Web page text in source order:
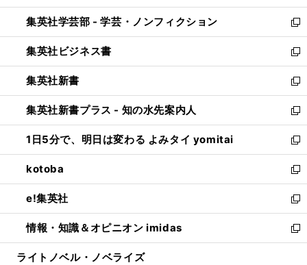
開
く
ウ
で
開
く
ン
ド
ウ
で
開
く
ウ
ィ
ン
ド
ウ
で
開
く
集英社学芸部 - 学芸・ノンフィクション
新
し
い
ウ
ィ
ン
ド
ウ
で
開
く
集英社ビジネス書
新
し
い
ウ
ィ
ン
ド
ウ
で
開
く
集英社新書
新
し
い
ウ
ィ
ン
ド
ウ
で
開
く
集英社新書プラス - 知の水先案内人
新
し
い
ウ
ィ
ン
ド
ウ
で
開
1日5分で、明日は変わる よみタイ yomitai
新
し
い
ウ
ィ
ン
ド
ウ
kotoba
新
し
い
ウ
ィ
ン
e!集英社
新
し
い
ウ
情報・知識＆オピニオン imidas
新
し
ライトノベル・ノベライズ